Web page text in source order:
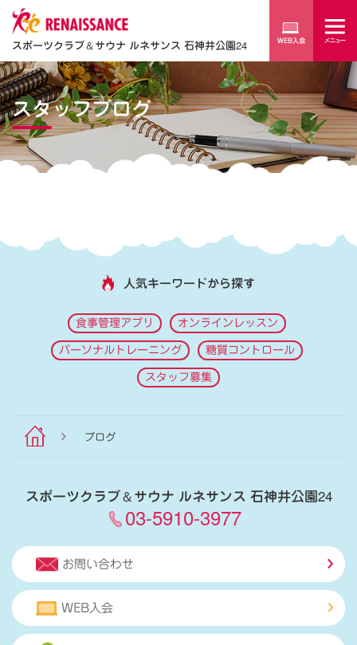
スポーツクラブ＆サウナ ルネサンス 石神井公園24
スタッフブログ
人気キーワードから探す
食事管理アプリ オンラインレッスン
パーソナルトレーニング 糖質コントロール
スタッフ募集
ブログ
スポーツクラブ＆サウナ ルネサンス 石神井公園24
03-5910-3977
お問い合わせ
WEB入会